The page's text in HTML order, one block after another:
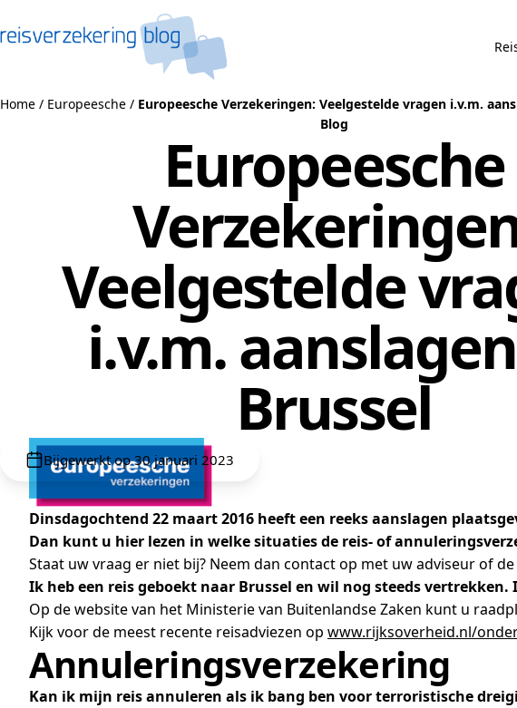
Home / Europeesche / Europeesche Verzekeringen: Veelgestelde vragen i.v.m.
Blog
Europeesche
Veelgestelde
i.v.m.
Brussel
Bijgewerkt op 30 januari 2023
Dinsdagochtend 22 maart 2016 heeft een reeks aanslagen
Dan kunt u hier lezen in welke situaties de reis- of
Staat uw vraag er niet bij? Neem dan contact op met uw adviseur of
Ik heb een reis geboekt naar Brussel en wil nog steeds vertrekken.
Op de website van het Ministerie van Buitenlandse Zaken kunt u
Kijk voor de meest recente reisadviezen op www.rijksoverheid.nl/
Annuleringsverzekering
Kan ik mijn reis annuleren als ik bang ben voor terroristische